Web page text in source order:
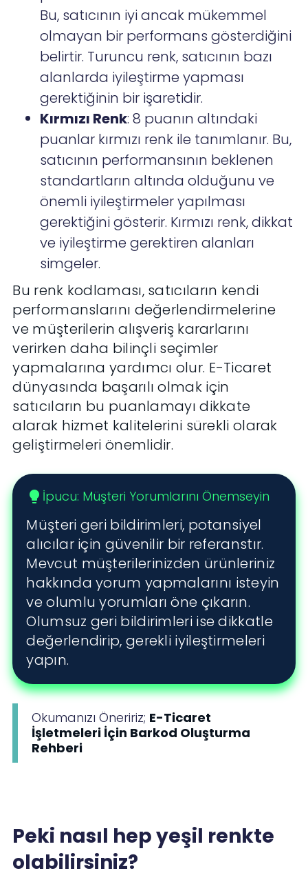
Bu, satıcının iyi ancak mükemmel
olmayan bir performans gösterdiğini
belirtir. Turuncu renk, satıcının bazı
alanlarda iyileştirme yapması
gerektiğinin bir işaretidir.
Kırmızı Renk: 8 puanın altındaki
puanlar kırmızı renk ile tanımlanır. Bu,
satıcının performansının beklenen
standartların altında olduğunu ve
önemli iyileştirmeler yapılması
gerektiğini gösterir. Kırmızı renk, dikkat
ve iyileştirme gerektiren alanları
simgeler.
Bu renk kodlaması, satıcıların kendi
performanslarını değerlendirmelerine
ve müşterilerin alışveriş kararlarını
verirken daha bilinçli seçimler
yapmalarına yardımcı olur. E-Ticaret
dünyasında başarılı olmak için
satıcıların bu puanlamayı dikkate
alarak hizmet kalitelerini sürekli olarak
geliştirmeleri önemlidir.
lightbulb İpucu: Müşteri Yorumlarını Önemseyin
Müşteri geri bildirimleri, potansiyel
alıcılar için güvenilir bir referanstır.
Mevcut müşterilerinizden ürünleriniz
hakkında yorum yapmalarını isteyin
ve olumlu yorumları öne çıkarın.
Olumsuz geri bildirimleri ise dikkatle
değerlendirip, gerekli iyileştirmeleri
yapın.
Okumanızı Öneririz; E-Ticaret
İşletmeleri İçin Barkod Oluşturma
Rehberi
Peki nasıl hep yeşil renkte
olabilirsiniz?